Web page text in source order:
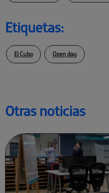
Otras noticias
Etiquetas:
El Cubo Open day